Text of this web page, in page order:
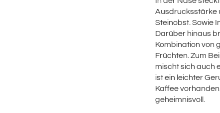
Ausdrucksstärke
Steinobst. Sowie
Darüber hinaus
Kombination von
Früchten. Zum
mischt sich auch
ist ein leichter
Kaffee
geheimnisvoll.